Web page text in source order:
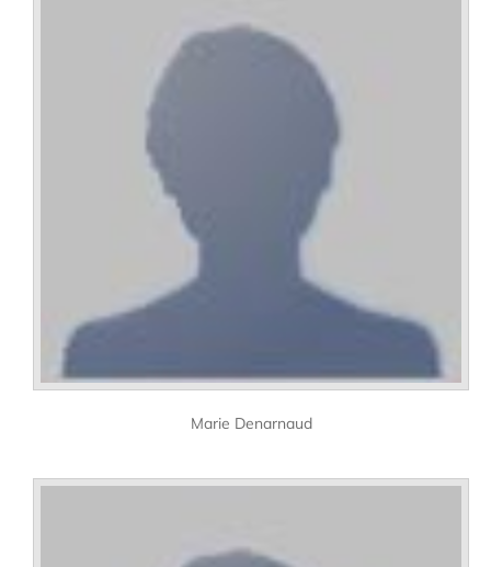
Marie Denarnaud